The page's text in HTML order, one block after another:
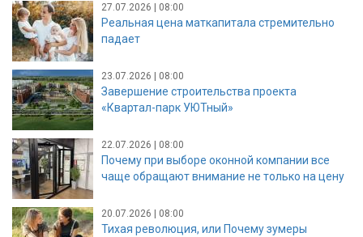
27.07.2026 | 08:00
Реальная цена маткапитала стремительно
падает
23.07.2026 | 08:00
Завершение строительства проекта
«Квартал-парк УЮТный»
22.07.2026 | 08:00
Почему при выборе оконной компании все
чаще обращают внимание не только на цену
20.07.2026 | 08:00
Тихая революция, или Почему зумеры